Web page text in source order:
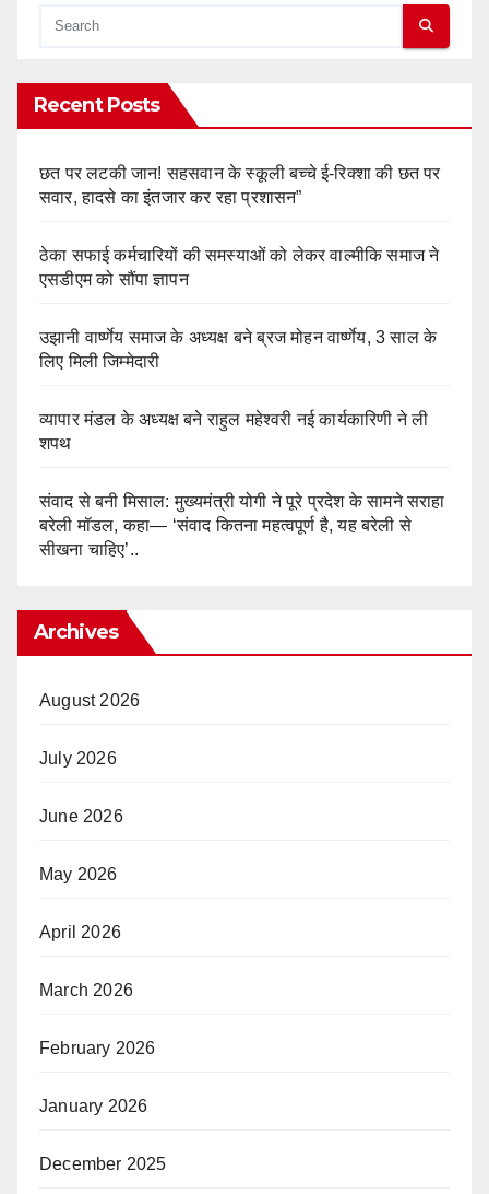
Recent Posts
छत पर लटकी जान! सहसवान के स्कूली बच्चे ई-रिक्शा की छत पर
सवार, हादसे का इंतजार कर रहा प्रशासन”
ठेका सफाई कर्मचारियों की समस्याओं को लेकर वाल्मीकि समाज ने
एसडीएम को सौंपा ज्ञापन
उझानी वार्ष्णेय समाज के अध्यक्ष बने ब्रज मोहन वार्ष्णेय, 3 साल के
लिए मिली जिम्मेदारी
व्यापार मंडल के अध्यक्ष बने राहुल महेश्वरी नई कार्यकारिणी ने ली
शपथ
संवाद से बनी मिसाल: मुख्यमंत्री योगी ने पूरे प्रदेश के सामने सराहा
बरेली मॉडल, कहा— ‘संवाद कितना महत्वपूर्ण है, यह बरेली से
सीखना चाहिए’..
Archives
August 2026
July 2026
June 2026
May 2026
April 2026
March 2026
February 2026
January 2026
December 2025